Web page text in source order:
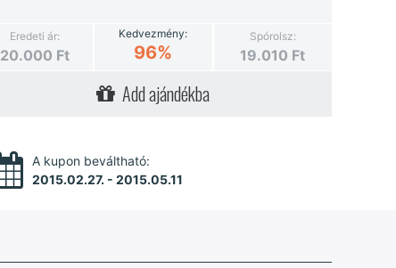
Eredeti ár:
20.000 Ft
Kedvezmény:
96%
Spórolsz:
19.010 Ft
Add ajándékba
A kupon beváltható:
2015.02.27. - 2015.05.11